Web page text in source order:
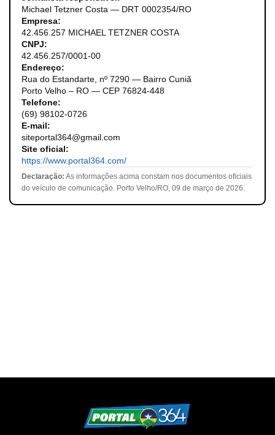
Michael Tetzner Costa — DRT 0002354/RO
Empresa:
42.456.257 MICHAEL TETZNER COSTA
CNPJ:
42.456.257/0001-00
Endereço:
Rua do Estandarte, nº 7290 — Bairro Cuniã
Porto Velho – RO — CEP 76824-448
Telefone:
(69) 98102-0726
E-mail:
siteportal364@gmail.com
Site oficial:
https://www.portal364.com/
Declaração: As informações acima constam nos documentos oficiais
do veículo de comunicação. Porto Velho/RO, 09 de março de 2026.